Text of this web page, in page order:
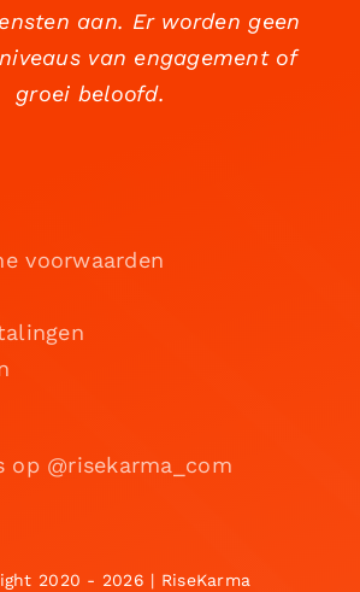
aan. Er worden geen
van engagement of
groei beloofd.
voorwaarden
op @risekarma_com
2020 - 2026 | RiseKarma